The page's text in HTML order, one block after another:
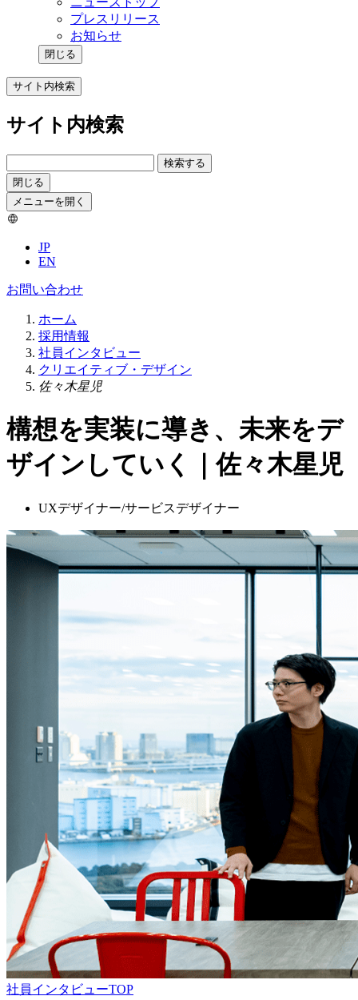
プレスリリース
お知らせ
閉じる
サイト内検索
サイト内検索
検索する
閉じる
メニューを開く
JP
EN
お問い合わせ
ホーム
採用情報
社員インタビュー
クリエイティブ・デザイン
佐々木星児
構想を実装に導き、未来をデ
ザインしていく｜佐々木星児
UXデザイナー/サービスデザイナー
社員インタビューTOP